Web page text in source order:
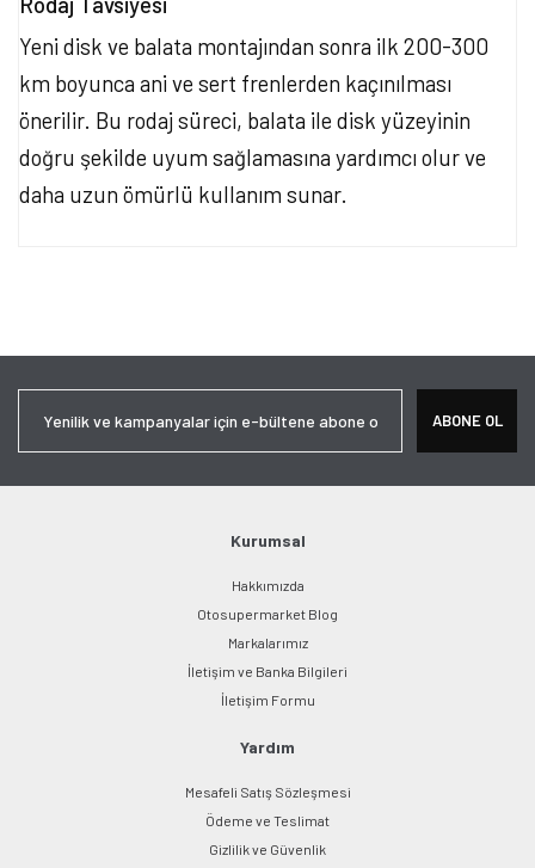
Yeni disk ve balata montajından sonra ilk 200-300
km boyunca ani ve sert frenlerden kaçınılması
önerilir. Bu rodaj süreci, balata ile disk yüzeyinin
doğru şekilde uyum sağlamasına yardımcı olur ve
daha uzun ömürlü kullanım sunar.
Ürün açıklamasında eksik bilgiler bulunuyor.
Bu ürüne benzer farklı alternatifler olmalı.
Gönder
ABONE OL
Kurumsal
Hakkımızda
Otosupermarket Blog
Markalarımız
İletişim ve Banka Bilgileri
İletişim Formu
Yardım
Mesafeli Satış Sözleşmesi
Ödeme ve Teslimat
Gizlilik ve Güvenlik